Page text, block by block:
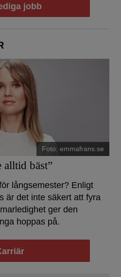
jobb
Foto: emmafrans.se
alltid bäst”
långsemester? Enligt
är det inte säkert att fyra
ger den
hoppas på.